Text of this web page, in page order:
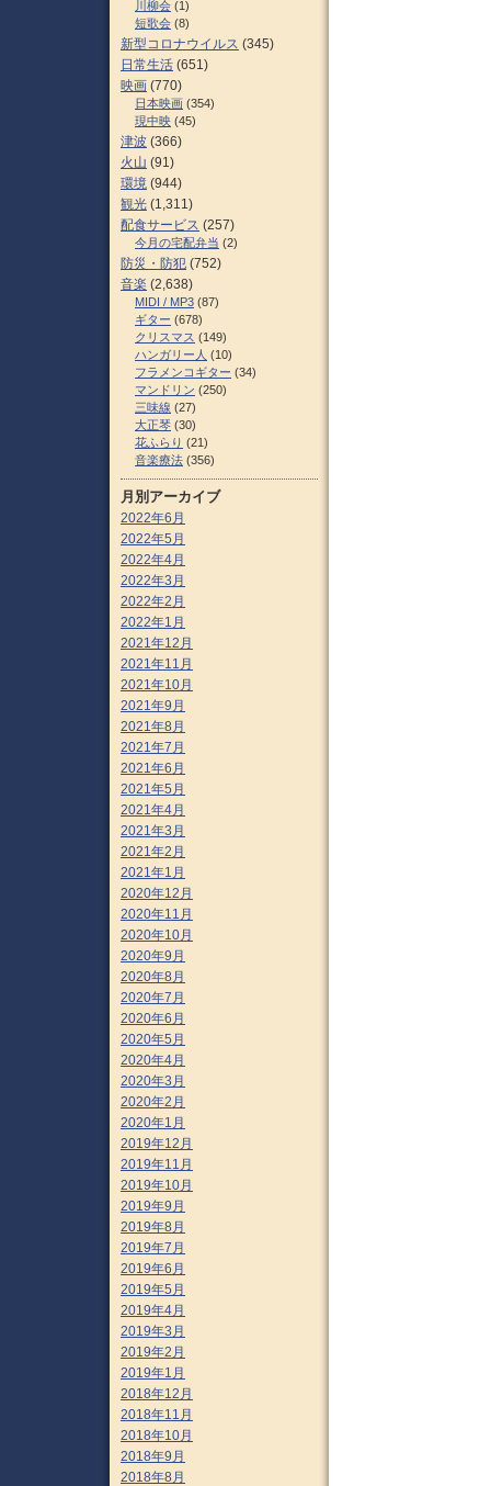
川柳会 (1)
短歌会 (8)
新型コロナウイルス (345)
日常生活 (651)
映画 (770)
日本映画 (354)
現中映 (45)
津波 (366)
火山 (91)
環境 (944)
観光 (1,311)
配食サービス (257)
今月の宅配弁当 (2)
防災・防犯 (752)
音楽 (2,638)
MIDI / MP3 (87)
ギター (678)
クリスマス (149)
ハンガリー人 (10)
フラメンコギター (34)
マンドリン (250)
三味線 (27)
大正琴 (30)
花ふらり (21)
音楽療法 (356)
月別アーカイブ
2022年6月
2022年5月
2022年4月
2022年3月
2022年2月
2022年1月
2021年12月
2021年11月
2021年10月
2021年9月
2021年8月
2021年7月
2021年6月
2021年5月
2021年4月
2021年3月
2021年2月
2021年1月
2020年12月
2020年11月
2020年10月
2020年9月
2020年8月
2020年7月
2020年6月
2020年5月
2020年4月
2020年3月
2020年2月
2020年1月
2019年12月
2019年11月
2019年10月
2019年9月
2019年8月
2019年7月
2019年6月
2019年5月
2019年4月
2019年3月
2019年2月
2019年1月
2018年12月
2018年11月
2018年10月
2018年9月
2018年8月